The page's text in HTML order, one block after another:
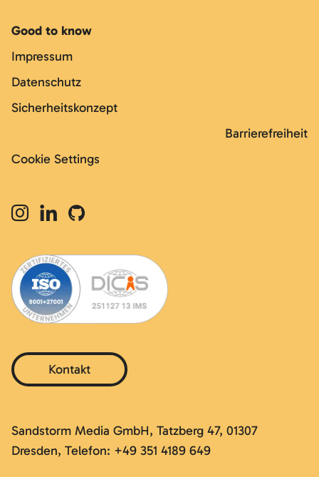
Good to know
Impressum
Datenschutz
Sicherheitskonzept
Barrierefreiheit
Cookie Settings
Kontakt
Sandstorm Media GmbH, Tatzberg 47, 01307
Dresden, Telefon: +49 351 4189 649